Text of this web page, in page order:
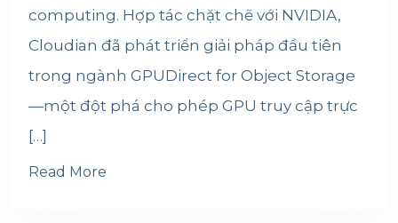
computing. Hợp tác chặt chẽ với NVIDIA,
Cloudian đã phát triển giải pháp đầu tiên
trong ngành GPUDirect for Object Storage
—một đột phá cho phép GPU truy cập trực
[…]
Read More